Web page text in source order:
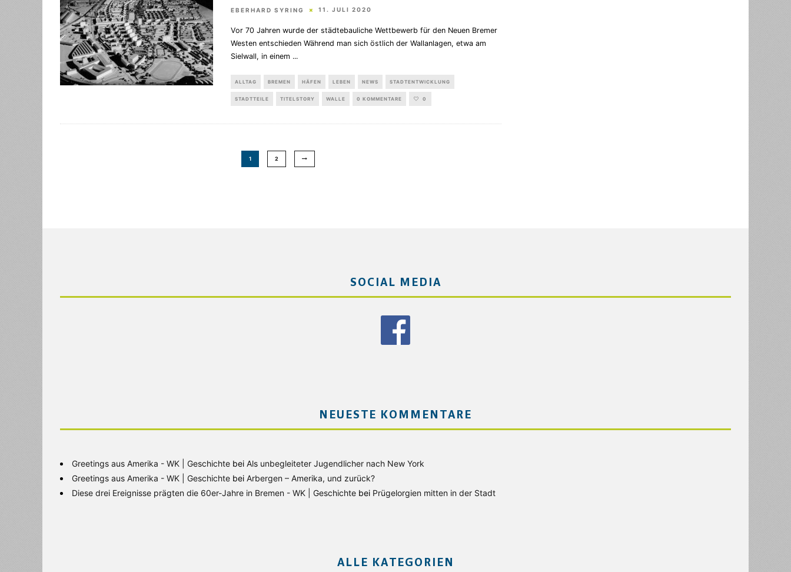
EBERHARD SYRING 11. JULI 2020
Vor 70 Jahren wurde der städtebauliche Wettbewerb für den Neuen Bremer
Westen entschieden Während man sich östlich der Wallanlagen, etwa am
Sielwall, in einem ...
ALLTAG BREMEN HÄFEN LEBEN NEWS STADTENTWICKLUNG
STADTTEILE TITELSTORY WALLE 0 KOMMENTARE 0
1 2
SOCIAL MEDIA
NEUESTE KOMMENTARE
Greetings aus Amerika - WK | Geschichte bei Als unbegleiteter Jugendlicher nach New York
Greetings aus Amerika - WK | Geschichte bei Arbergen – Amerika, und zurück?
Diese drei Ereignisse prägten die 60er-Jahre in Bremen - WK | Geschichte bei Prügelorgien mitten in der Stadt
ALLE KATEGORIEN